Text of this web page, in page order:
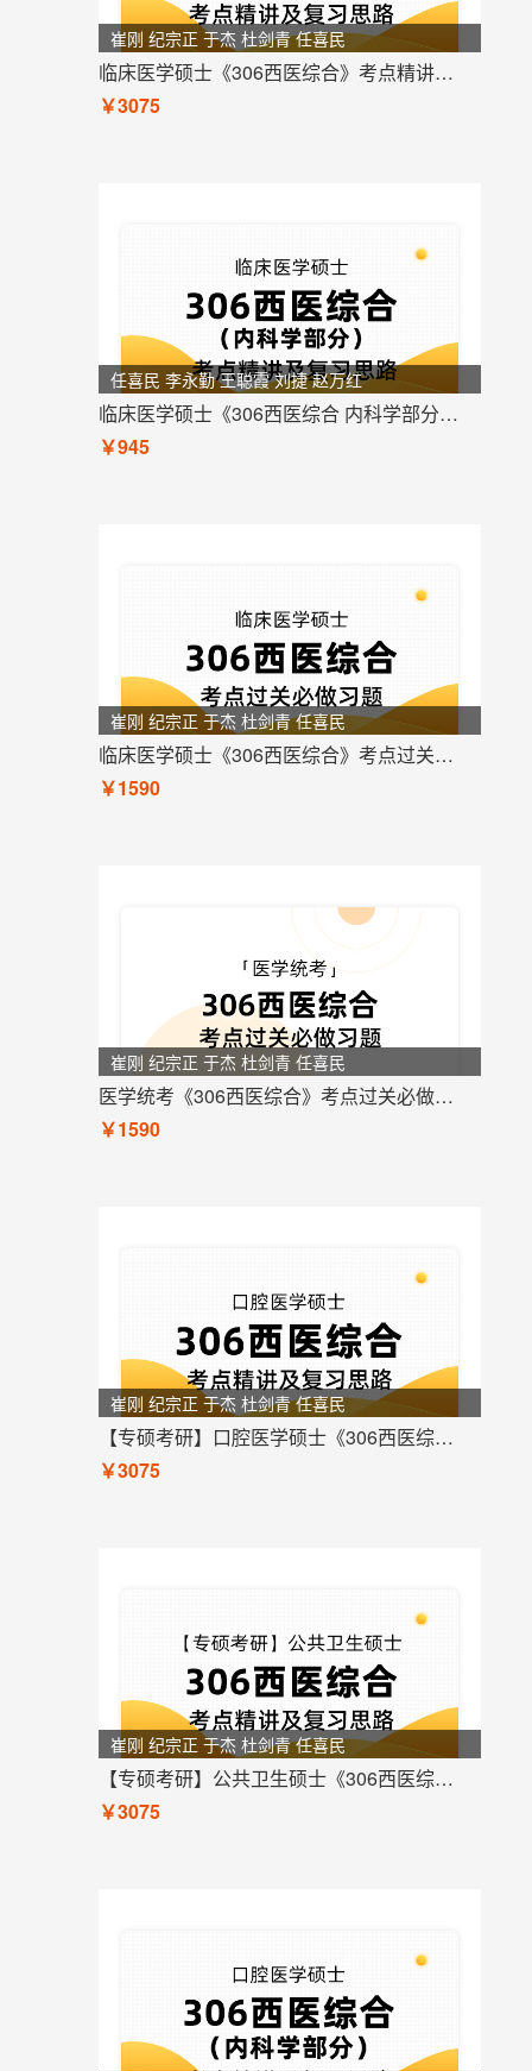
崔刚 纪宗正 于杰 杜剑青 任喜民
临床医学硕士《306西医综合》考点精讲及复习思路
￥3075
任喜民 李永勤 王聪霞 刘捷 赵万红
临床医学硕士《306西医综合 内科学部分》考点精讲及复习思路
￥945
崔刚 纪宗正 于杰 杜剑青 任喜民
临床医学硕士《306西医综合》考点过关必做习题
￥1590
崔刚 纪宗正 于杰 杜剑青 任喜民
医学统考《306西医综合》考点过关必做习题
￥1590
崔刚 纪宗正 于杰 杜剑青 任喜民
【专硕考研】口腔医学硕士《306西医综合》考点精讲及复习思路
￥3075
崔刚 纪宗正 于杰 杜剑青 任喜民
【专硕考研】公共卫生硕士《306西医综合》考点精讲及复习思路
￥3075